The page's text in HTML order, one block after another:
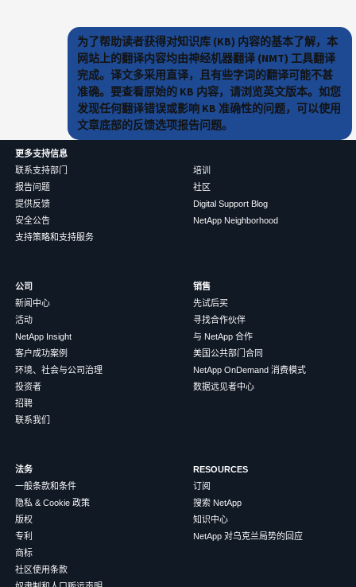
为了帮助读者获得对知识库 (KB) 内容的基本了解，本
网站上的翻译内容均由神经机器翻译 (NMT) 工具翻译
完成。译文多采用直译，且有些字词的翻译可能不甚
准确。要查看原始的 KB 内容，请浏览英文版本。如您
发现任何翻译错误或影响 KB 准确性的问题，可以使用
文章底部的反馈选项报告问题。
更多支持信息
联系支持部门
报告问题
提供反馈
安全公告
支持策略和支持服务
培训
社区
Digital Support Blog
NetApp Neighborhood
公司
新闻中心
活动
NetApp Insight
客户成功案例
环境、社会与公司治理
投资者
招聘
联系我们
销售
先试后买
寻找合作伙伴
与 NetApp 合作
美国公共部门合同
NetApp OnDemand 消费模式
数据远见者中心
法务
一般条款和条件
隐私 & Cookie 政策
版权
专利
商标
社区使用条款
RESOURCES
订阅
搜索 NetApp
知识中心
NetApp 对乌克兰局势的回应